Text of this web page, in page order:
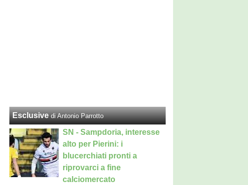
Esclusive di Antonio Parrotto
SN - Sampdoria, interesse
alto per Pierini: i
blucerchiati pronti a
riprovarci a fine
calciomercato